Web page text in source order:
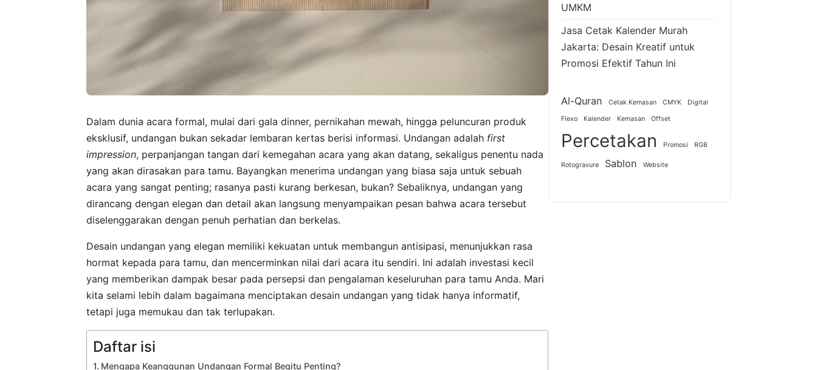
Dalam dunia acara formal, mulai dari gala dinner, pernikahan mewah, hingga peluncuran produk
eksklusif, undangan bukan sekadar lembaran kertas berisi informasi. Undangan adalah first
impression, perpanjangan tangan dari kemegahan acara yang akan datang, sekaligus penentu nada
yang akan dirasakan para tamu. Bayangkan menerima undangan yang biasa saja untuk sebuah
acara yang sangat penting; rasanya pasti kurang berkesan, bukan? Sebaliknya, undangan yang
dirancang dengan elegan dan detail akan langsung menyampaikan pesan bahwa acara tersebut
diselenggarakan dengan penuh perhatian dan berkelas.
Desain undangan yang elegan memiliki kekuatan untuk membangun antisipasi, menunjukkan rasa
hormat kepada para tamu, dan mencerminkan nilai dari acara itu sendiri. Ini adalah investasi kecil
yang memberikan dampak besar pada persepsi dan pengalaman keseluruhan para tamu Anda. Mari
kita selami lebih dalam bagaimana menciptakan desain undangan yang tidak hanya informatif,
tetapi juga memukau dan tak terlupakan.
Daftar isi
Mengapa Keanggunan Undangan Formal Begitu Penting?
UMKM
Jasa Cetak Kalender Murah
Jakarta: Desain Kreatif untuk
Promosi Efektif Tahun Ini
Al-Quran Cetak Kemasan CMYK Digital
Flexo Kalender Kemasan Offset
Percetakan Promosi RGB
Rotogravure Sablon Website